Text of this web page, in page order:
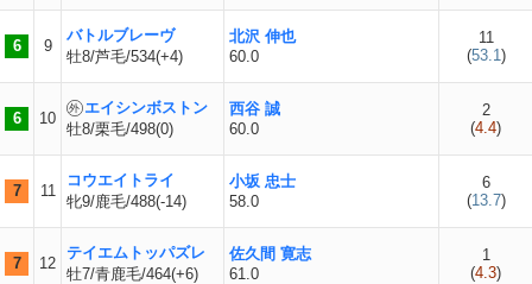
6 9
バトルブレーヴ
牡8/芦毛/534(+4)
北沢 伸也
60.0
11
(53.1)
6 10
エイシンボストン
牡8/栗毛/498(0)
西谷 誠
60.0
2
(4.4)
7 11
コウエイトライ
牝9/鹿毛/488(-14)
小坂 忠士
58.0
6
(13.7)
7 12
テイエムトッパズレ
牡7/青鹿毛/464(+6)
佐久間 寛志
61.0
1
(4.3)